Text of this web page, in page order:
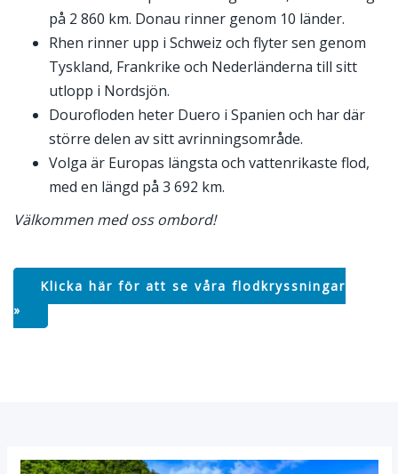
på 2 860 km. Donau rinner genom 10 länder.
Rhen rinner upp i Schweiz och flyter sen genom
Tyskland, Frankrike och Nederländerna till sitt
utlopp i Nordsjön.
Dourofloden heter Duero i Spanien och har där
större delen av sitt avrinningsområde.
Volga är Europas längsta och vattenrikaste flod,
med en längd på 3 692 km.
Välkommen med oss ombord!
Klicka här för att se våra flodkryssningar
»